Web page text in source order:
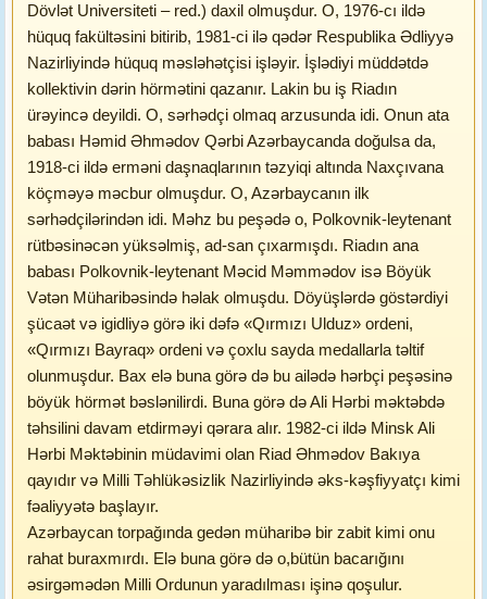
Dövlət Universiteti – red.) daxil olmuşdur. O, 1976-cı ildə
hüquq fakültəsini bitirib, 1981-ci ilə qədər Respublika Ədliyyə
Nazirliyində hüquq məsləhətçisi işləyir. İşlədiyi müddətdə
kollektivin dərin hörmətini qazanır. Lakin bu iş Riadın
ürəyincə deyildi. O, sərhədçi olmaq arzusunda idi. Onun ata
babası Həmid Əhmədov Qərbi Azərbaycanda doğulsa da,
1918-ci ildə erməni daşnaqlarının təzyiqi altında Naxçıvana
köçməyə məcbur olmuşdur. O, Azərbaycanın ilk
sərhədçilərindən idi. Məhz bu peşədə o, Polkovnik-leytenant
rütbəsinəcən yüksəlmiş, ad-san çıxarmışdı. Riadın ana
babası Polkovnik-leytenant Məcid Məmmədov isə Böyük
Vətən Müharibəsində həlak olmuşdu. Döyüşlərdə göstərdiyi
şücaət və igidliyə görə iki dəfə «Qırmızı Ulduz» ordeni,
«Qırmızı Bayraq» ordeni və çoxlu sayda medallarla təltif
olunmuşdur. Bax elə buna görə də bu ailədə hərbçi peşəsinə
böyük hörmət bəslənilirdi. Buna görə də Ali Hərbi məktəbdə
təhsilini davam etdirməyi qərara alır. 1982-ci ildə Minsk Ali
Hərbi Məktəbinin müdavimi olan Riad Əhmədov Bakıya
qayıdır və Milli Təhlükəsizlik Nazirliyində əks-kəşfiyyatçı kimi
fəaliyyətə başlayır.
Azərbaycan torpağında gedən müharibə bir zabit kimi onu
rahat buraxmırdı. Elə buna görə də o,bütün bacarığını
əsirgəmədən Milli Ordunun yaradılması işinə qoşulur.